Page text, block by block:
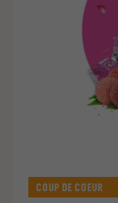
COUP DE COEUR